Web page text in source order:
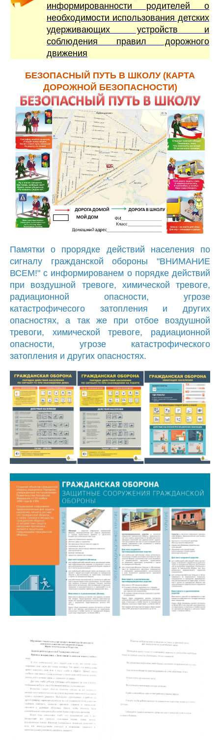
информированности родителей о
необходимости использования детских
удерживающих устройств и
соблюдения правил дорожного
движения
БЕЗОПАСНЫЙ ПУТЬ В ШКОЛУ (КАРТА
ДОРОЖНОЙ БЕЗОПАСНОСТИ)
Памятки о прорядке действий населения по
сигналу гражданской обороны "ВНИМАНИЕ
ВСЕМ!" с информированем о порядке действий
при воздушной тревоге, химической тревоге,
радиационной опасности, угрозе
катастрофичесого затопления и других
опасностях, а так же при отбое воздушной
тревоги, химической тревоге, радиационной
опасности, угрозе катастрофического
затопления и других опасностях.